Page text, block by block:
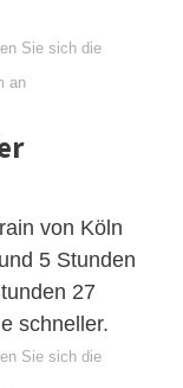
Sie sich die
an
von Köln
5 Stunden
27
schneller.
Sie sich die